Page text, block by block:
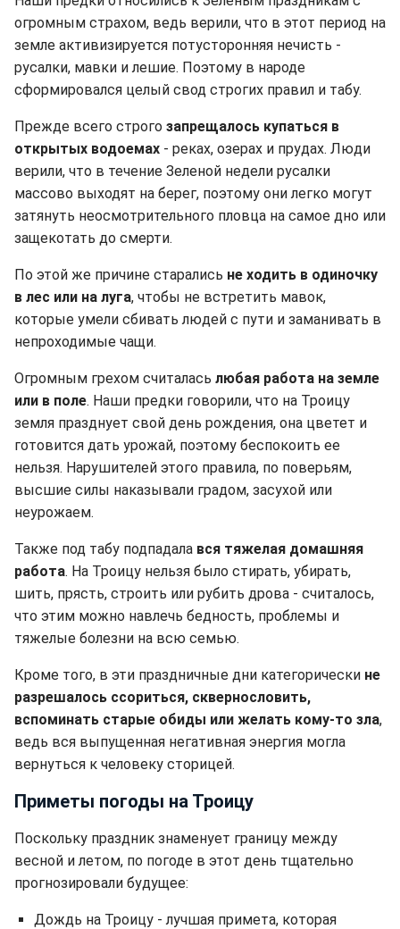
огромным страхом, ведь верили, что в этот период на
земле активизируется потусторонняя нечисть -
русалки, мавки и лешие. Поэтому в народе
сформировался целый свод строгих правил и табу.
Прежде всего строго запрещалось купаться в
открытых водоемах - реках, озерах и прудах. Люди
верили, что в течение Зеленой недели русалки
массово выходят на берег, поэтому они легко могут
затянуть неосмотрительного пловца на самое дно или
защекотать до смерти.
По этой же причине старались не ходить в одиночку
в лес или на луга, чтобы не встретить мавок,
которые умели сбивать людей с пути и заманивать в
непроходимые чащи.
Огромным грехом считалась любая работа на земле
или в поле. Наши предки говорили, что на Троицу
земля празднует свой день рождения, она цветет и
готовится дать урожай, поэтому беспокоить ее
нельзя. Нарушителей этого правила, по поверьям,
высшие силы наказывали градом, засухой или
неурожаем.
Также под табу подпадала вся тяжелая домашняя
работа. На Троицу нельзя было стирать, убирать,
шить, прясть, строить или рубить дрова - считалось,
что этим можно навлечь бедность, проблемы и
тяжелые болезни на всю семью.
Кроме того, в эти праздничные дни категорически не
разрешалось ссориться, сквернословить,
вспоминать старые обиды или желать кому-то зла,
ведь вся выпущенная негативная энергия могла
вернуться к человеку сторицей.
Приметы погоды на Троицу
Поскольку праздник знаменует границу между
весной и летом, по погоде в этот день тщательно
прогнозировали будущее:
Дождь на Троицу - лучшая примета, которая